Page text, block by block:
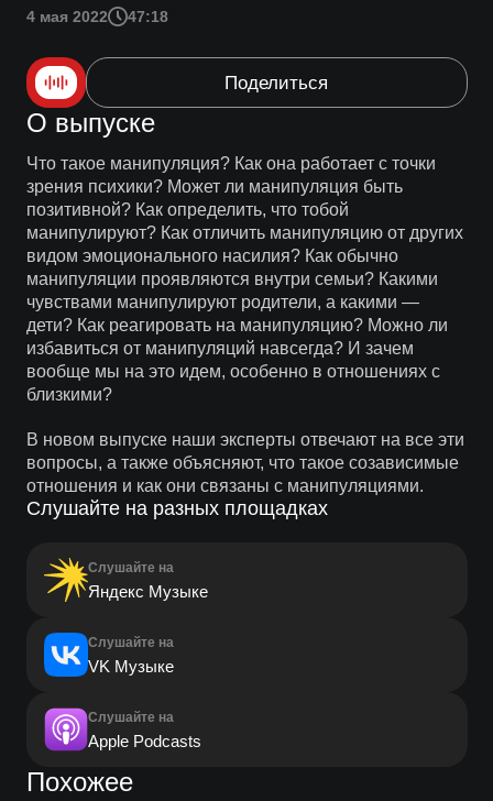
4 мая 2022 47:18
Поделиться
О выпуске
Что такое манипуляция? Как она работает с точки
зрения психики? Может ли манипуляция быть
позитивной? Как определить, что тобой
манипулируют? Как отличить манипуляцию от других
видом эмоционального насилия? Как обычно
манипуляции проявляются внутри семьи? Какими
чувствами манипулируют родители, а какими —
дети? Как реагировать на манипуляцию? Можно ли
избавиться от манипуляций навсегда? И зачем
вообще мы на это идем, особенно в отношениях с
близкими?
В новом выпуске наши эксперты отвечают на все эти
вопросы, а также объясняют, что такое созависимые
отношения и как они связаны с манипуляциями.
Слушайте на разных площадках
Слушайте на
Яндекс Музыке
Слушайте на
VK Музыке
Слушайте на
Apple Podcasts
Похожее